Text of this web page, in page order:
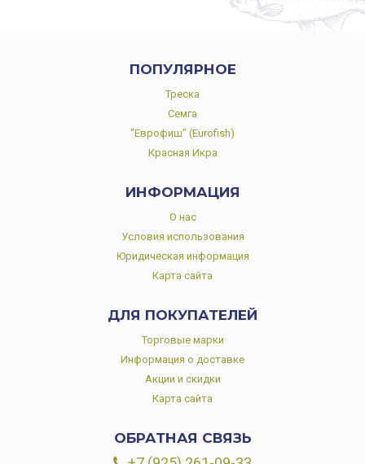
ПОПУЛЯРНОЕ
Треска
Семга
"Еврофиш" (Eurofish)
Красная Икра
ИНФОРМАЦИЯ
О нас
Условия использования
Юридическая информация
Карта сайта
ДЛЯ ПОКУПАТЕЛЕЙ
Торговые марки
Информация о доставке
Акции и скидки
Карта сайта
ОБРАТНАЯ СВЯЗЬ